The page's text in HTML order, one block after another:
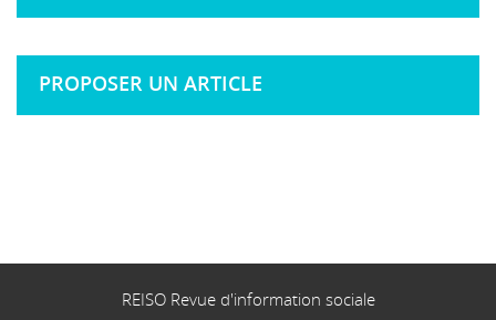
PROPOSER UN ARTICLE
REISO Revue d'information sociale